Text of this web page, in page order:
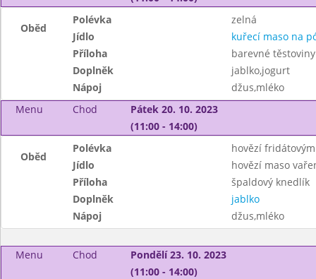
Oběd
Polévka
zelná
Jídlo
kuřecí maso na
Příloha
barevné těstoviny
Doplněk
jablko,jogurt
Nápoj
džus,mléko
Menu
Chod
Pátek 20. 10. 2023
(11:00 - 14:00)
Oběd
Polévka
hovězí
Jídlo
hovězí maso
Příloha
špaldový knedlík
Doplněk
jablko
Nápoj
džus,mléko
Menu Chod
Pondělí 23. 10. 2023
(11:00 - 14:00)